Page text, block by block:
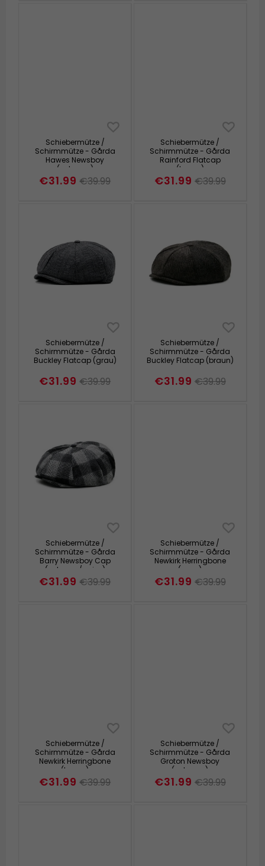
Schiebermütze /
Schirmmütze - Gårda
Hawes Newsboy
(schwarz)
€31.99 €39.99
Schiebermütze /
Schirmmütze - Gårda
Rainford Flatcap
(braun)
€31.99 €39.99
Schiebermütze /
Schirmmütze - Gårda
Buckley Flatcap (grau)
€31.99 €39.99
Schiebermütze /
Schirmmütze - Gårda
Buckley Flatcap (braun)
€31.99 €39.99
Schiebermütze /
Schirmmütze - Gårda
Barry Newsboy Cap
(schwarz/weiss)
€31.99 €39.99
Schiebermütze /
Schirmmütze - Gårda
Newkirk Herringbone
(grau)
€31.99 €39.99
Schiebermütze /
Schirmmütze - Gårda
Newkirk Herringbone
(braun)
€31.99 €39.99
Schiebermütze /
Schirmmütze - Gårda
Groton Newsboy
(schwarz)
€31.99 €39.99